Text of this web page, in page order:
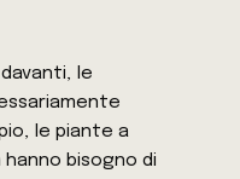
le
le piante a
bisogno di